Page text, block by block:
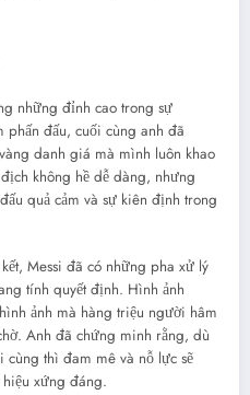
những đỉnh cao trong sự
phấn đấu, cuối cùng anh đã
danh giá mà mình luôn khao
không hề dễ dàng, nhưng
quả cảm và sự kiên định trong
Messi đã có những pha xử lý
tính quyết định. Hình ảnh
ảnh mà hàng triệu người hâm
Anh đã chứng minh rằng, dù
cùng thì đam mê và nỗ lực sẽ
xứng đáng.